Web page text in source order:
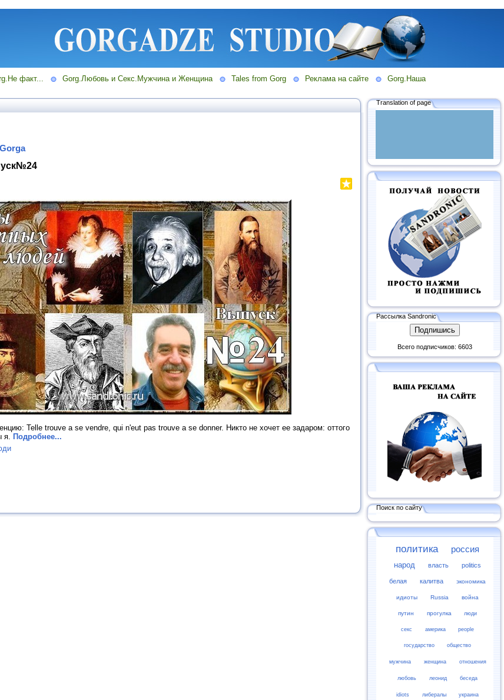
факт... Gorg.Любовь и Секс.Мужчина и Женщина Tales from Gorg Реклама на сайте
Gorg.Наша
Telle trouve a se vendre, qui n'eut pas trouve a se donner. Никто не хочет ее задаром: оттого
я. Подробнее...
Translation of page
Рассылка Sandronic
Всего подписчиков: 6603
Поиск по сайту
политика россия
народ власть politics
белая калитва экономика
идиоты Russia война
путин прогулка люди
секс америка people
государство общество
мужчина женщина отношения
любовь леонид беседа
idiots либералы украина